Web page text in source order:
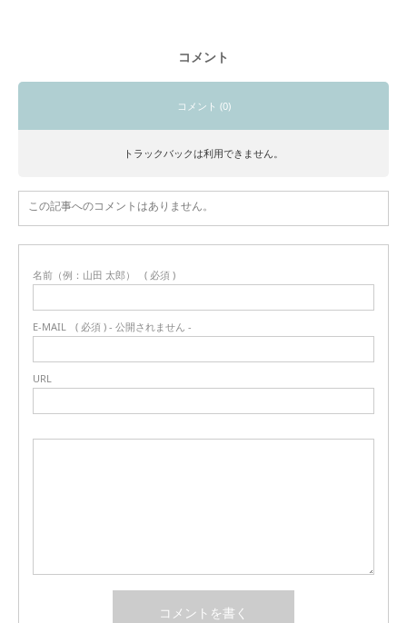
コメント
コメント (0)
トラックバックは利用できません。
この記事へのコメントはありません。
名前（例：山田 太郎） ( 必須 )
E-MAIL ( 必須 ) - 公開されません -
URL